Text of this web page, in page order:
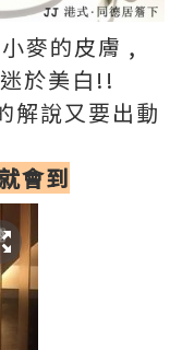
麥的皮膚 ,
於美白!!
說又要出動
會到